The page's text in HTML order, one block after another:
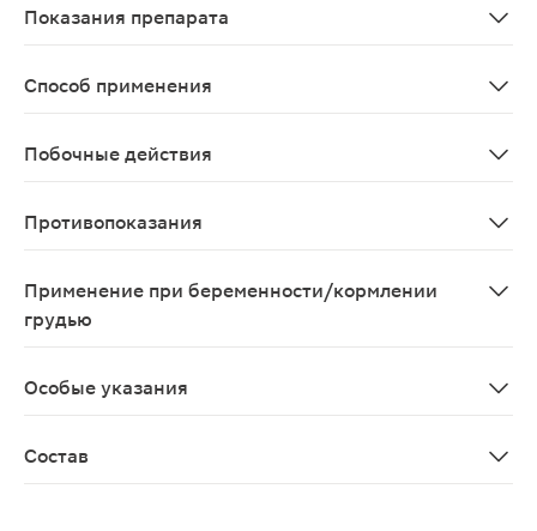
Показания препарата
Способ применения
Побочные действия
Противопоказания
Применение при беременности/кормлении
грудью
Особые указания
Состав